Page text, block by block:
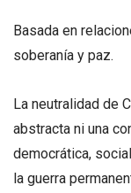
Basada en
soberanía y paz.
La neutralidad de
abstracta ni una
democrática,
la guerra